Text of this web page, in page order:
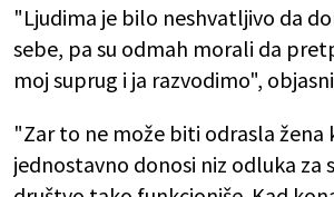
"Ljudima je bilo neshvatljivo da
sebe, pa su odmah morali da
moj suprug i ja razvodimo",
"Zar to ne može biti odrasla žena
jednostavno donosi niz odluka za